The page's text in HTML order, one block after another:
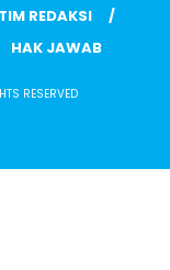
TIM REDAKSI
HAK JAWAB
RESERVED